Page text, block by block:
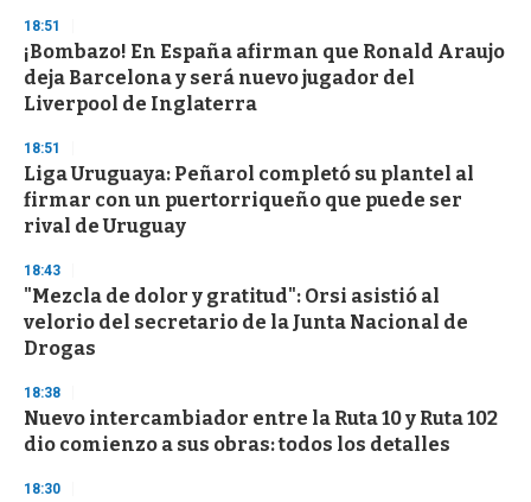
s
e
c
o
n
18:51
¡Bombazo! En España afirman que Ronald Araujo
deja Barcelona y será nuevo jugador del
Liverpool de Inglaterra
18:51
Liga Uruguaya: Peñarol completó su plantel al
firmar con un puertorriqueño que puede ser
rival de Uruguay
18:43
"Mezcla de dolor y gratitud": Orsi asistió al
velorio del secretario de la Junta Nacional de
Drogas
18:38
Nuevo intercambiador entre la Ruta 10 y Ruta 102
dio comienzo a sus obras: todos los detalles
18:30